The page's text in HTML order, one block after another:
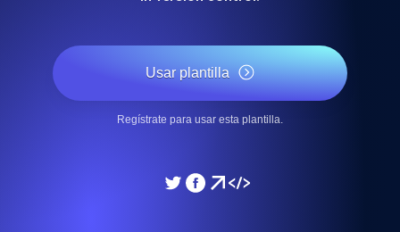
Usar plantilla
Regístrate para usar esta plantilla.